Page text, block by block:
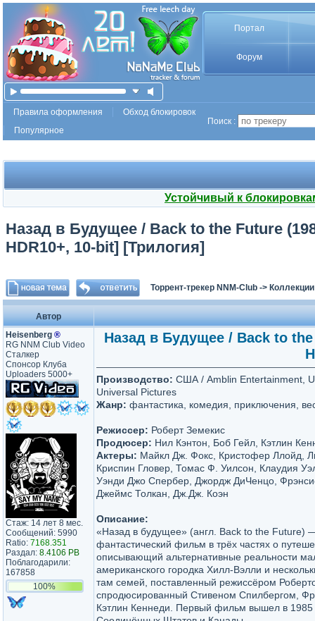
Портал
Форум
Правила оформления
Обход блокировок
Популярное
Поиск :
Устойчивый к
Назад в Будущее / Back to the Future
HDR10+, 10-bit] [Трилогия]
Торрент-трекер NNM-Club ->
Автор
Heisenberg ®
RG NNM Club Video
Сталкер
Спонсор Клуба
Uploaders 5000+
Стаж: 14 лет 8 мес.
Сообщений: 5990
Ratio: 7168.351
Раздал: 8.4106 PB
Поблагодарили:
167858
100%
Назад в Будущее / Back to the
Производство: США / Amblin Entertainment,
Universal Pictures
Жанр: фaнтастика, кoмедия, приключeния,
Режиссер: Роберт Земекис
Продюсер: Нил Кэнтон, Боб Гейл, Кэтлин
Актеры: Майкл Дж. Фокс, Кристофер Ллойд,
Криспин Гловер, Томас Ф. Уилсон, Клаудия
Уэнди Джо Спербер, Джордж ДиЧенцо,
Джеймс Толкан, Дж.Дж. Коэн
Описание:
«Назад в будущее» (англ. Back to the Future)
фантастический фильм в трёх частях о
описывающий альтернативные реальности
американского городка Хилл-Вэлли и
там семей, поставленный режиссёром
спродюсированный Стивеном Спилбергом,
Кэтлин Кеннеди. Первый фильм вышел в 1985